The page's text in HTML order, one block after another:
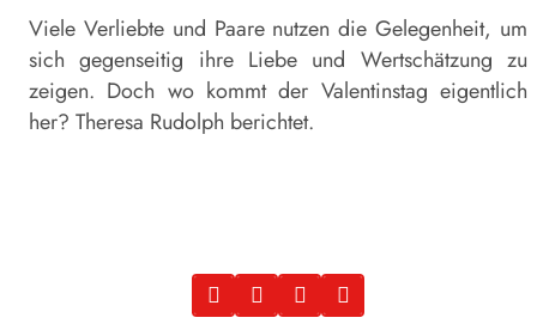
Viele Verliebte und Paare nutzen die Gelegenheit, um
sich gegenseitig ihre Liebe und Wertschätzung zu
zeigen. Doch wo kommt der Valentinstag eigentlich
her? Theresa Rudolph berichtet.